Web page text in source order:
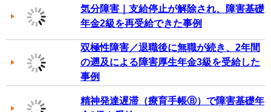
気分障害｜支給停止が解除され、障害基礎
年金2級を再受給できた事例
双極性障害／退職後に無職が続き、2年間
の遡及による障害厚生年金3級を受給した
事例
精神発達遅滞（療育手帳Ⓑ）で障害基礎年